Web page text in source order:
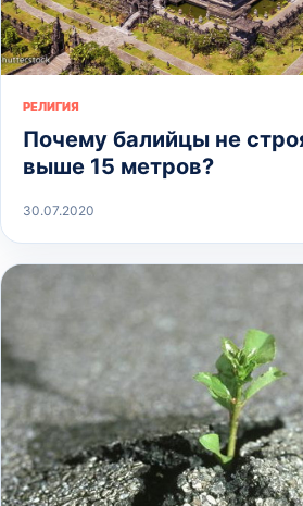
РЕЛИГИЯ
Почему балийцы не
выше 15 метров?
30.07.2020